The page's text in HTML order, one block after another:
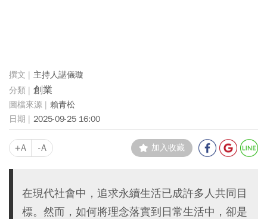
主持人諶儀璇
創業
賴青松
2025-09-25 16:00
+A -A 加入收藏
在現代社會中，追求永續生活已成許多人共同目
標。然而，如何將理念落實到日常生活中，卻是